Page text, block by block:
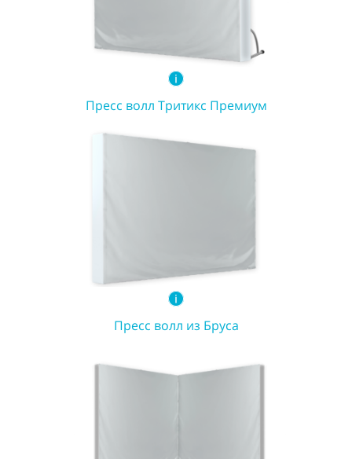
Пресс волл Тритикс Премиум
Пресс волл из Бруса